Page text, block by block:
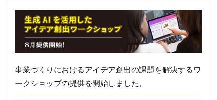
事業づくりにおけるアイデア創出の課題を解決するワ
ークショップの提供を開始しました。